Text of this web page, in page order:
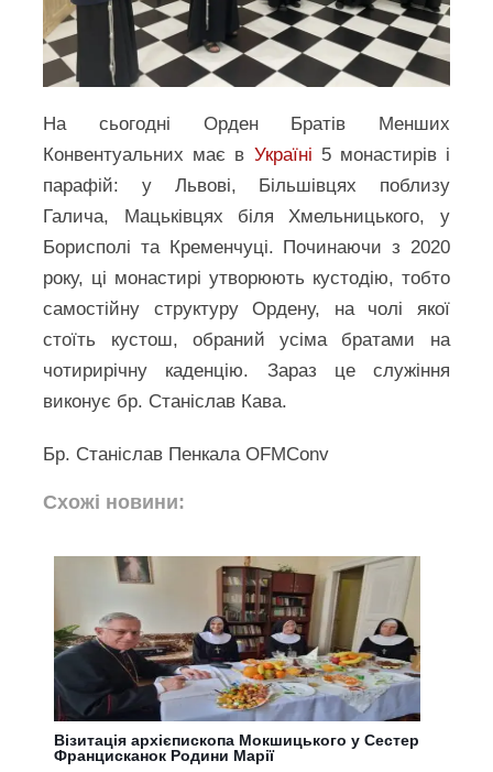
На сьогодні Орден Братів Менших
Конвентуальних має в Україні 5 монастирів і
парафій: у Львові, Більшівцях поблизу
Галича, Мацьківцях біля Хмельницького, у
Борисполі та Кременчуці. Починаючи з 2020
року, ці монастирі утворюють кустодію, тобто
самостійну структуру Ордену, на чолі якої
стоїть кустош, обраний усіма братами на
чотирирічну каденцію. Зараз це служіння
виконує бр. Станіслав Кава.
Бр. Станіслав Пенкала OFMConv
Схожі новини:
Візитація архієпископа Мокшицького у Сестер
Францисканок Родини Марії